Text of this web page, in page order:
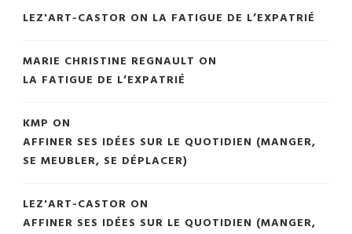
LEZ'ART-CASTOR ON LA FATIGUE DE L’EXPATRIÉ
MARIE CHRISTINE REGNAULT ON
LA FATIGUE DE L’EXPATRIÉ
KMP ON
AFFINER SES IDÉES SUR LE QUOTIDIEN (MANGER,
SE MEUBLER, SE DÉPLACER)
LEZ'ART-CASTOR ON
AFFINER SES IDÉES SUR LE QUOTIDIEN (MANGER,